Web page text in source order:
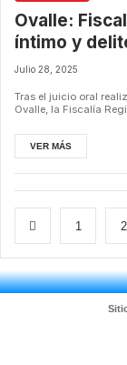
Ovalle:
íntimo y
armas.
Julio 28, 2025
Tras el juicio oral
Ovalle, la Fiscalía
VER MÁS
1 2